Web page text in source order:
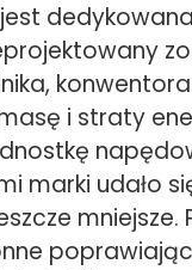
i straty
marki udało